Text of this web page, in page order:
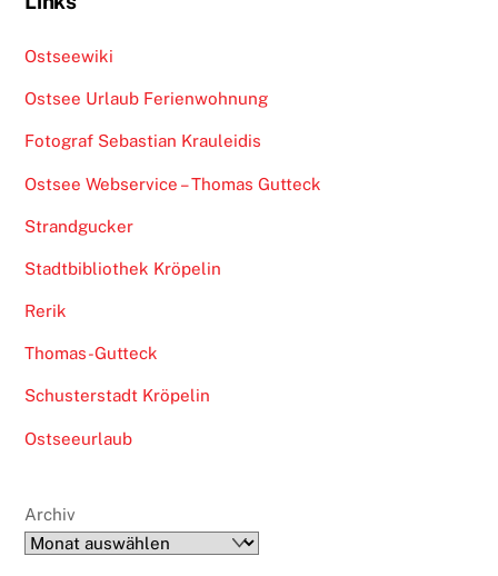
Ostseewiki
Ostsee Urlaub Ferienwohnung
Fotograf Sebastian Krauleidis
Ostsee Webservice – Thomas Gutteck
Strandgucker
Stadtbibliothek Kröpelin
Rerik
Thomas-Gutteck
Schusterstadt Kröpelin
Ostseeurlaub
Archiv